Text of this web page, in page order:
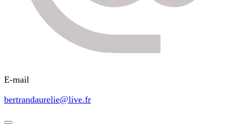
E-mail
bertrandaurelie@live.fr